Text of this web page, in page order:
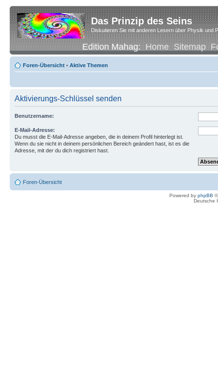
Das Prinzip des Seins
Diskutieren Sie mit anderen Lesern über Physik und
Edition Mahag:Home Sitemap
Foren-Übersicht • Aktive Themen
Aktivierungs-Schlüssel senden
Benutzername:
E-Mail-Adresse:
Du musst die E-Mail-Adresse angeben, die in deinem Profil hinterlegt ist.
Wenn du sie nicht in deinem persönlichen Bereich geändert hast, ist es die
Adresse, mit der du dich registriert hast.
Foren-Übersicht
Powered by phpBB
Deutsche